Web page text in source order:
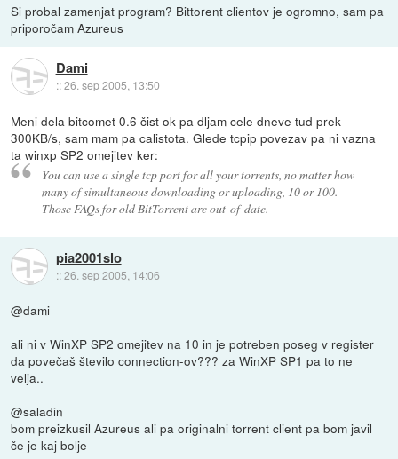
Si probal zamenjat program? Bittorent clientov je ogromno, sam pa
priporočam Azureus
Dami
::26. sep 2005, 13:50
Meni dela bitcomet 0.6 čist ok pa dljam cele dneve tud prek
300KB/s, sam mam pa calistota. Glede tcpip povezav pa ni vazna
ta winxp SP2 omejitev ker:
You can use a single tcp port for all your torrents, no matter how
many of simultaneous downloading or uploading, 10 or 100.
Those FAQs for old BitTorrent are out-of-date.
pia2001slo
::26. sep 2005, 14:06
@dami
ali ni v WinXP SP2 omejitev na 10 in je potreben poseg v register
da povečaš število connection-ov??? za WinXP SP1 pa to ne
velja..
@saladin
bom preizkusil Azureus ali pa originalni torrent client pa bom javil
če je kaj bolje